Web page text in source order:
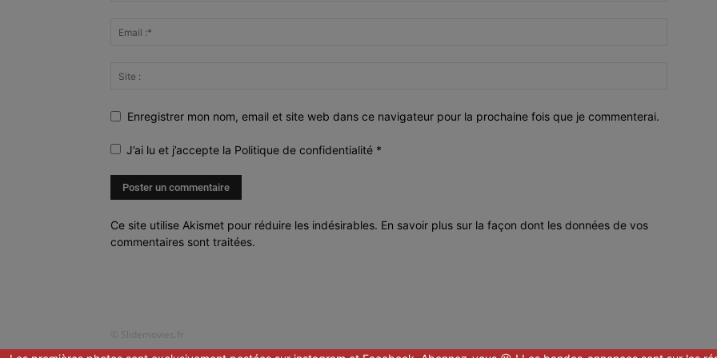
Enregistrer mon nom, email et site web dans ce navigateur pour la prochaine fois que je commenterai.
J’ai lu et j’accepte la Politique de confidentialité *
Ce site utilise Akismet pour réduire les indésirables. En savoir plus sur la façon dont les données de vos
commentaires sont traitées.
© Slidemovies.fr